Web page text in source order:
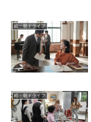
続・朝ドライフ
続・朝ドライフ